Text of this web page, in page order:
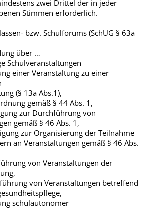
zwei Drittel der in jeder
Stimmen erforderlich.
bzw. Schulforums (SchUG § 63a
über …
einer Veranstaltung zu einer
(§ 13a Abs.1),
gemäß § 44 Abs. 1,
zur Durchführung von
gemäß § 46 Abs. 1,
zur Organisierung der Teilnahme
Veranstaltungen gemäß § 46 Abs.
von Veranstaltungen der
von Veranstaltungen betreffend
schulautonomer